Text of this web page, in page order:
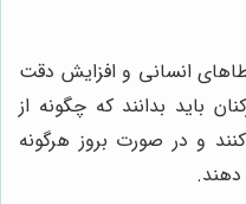
انسانی و افزایش دقت
باید بدانند که چگونه از
و در صورت بروز هرگونه
دهند.